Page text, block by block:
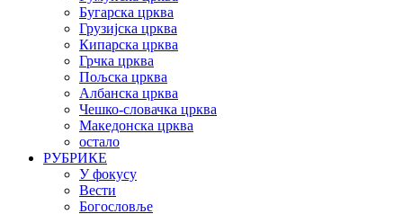
Бугарска црква
Грузијска црква
Кипарска црква
Грчка црква
Пољска црква
Албанска црква
Чешко-словачка црква
Македонска црква
остало
РУБРИКЕ
У фокусу
Вести
Богословље